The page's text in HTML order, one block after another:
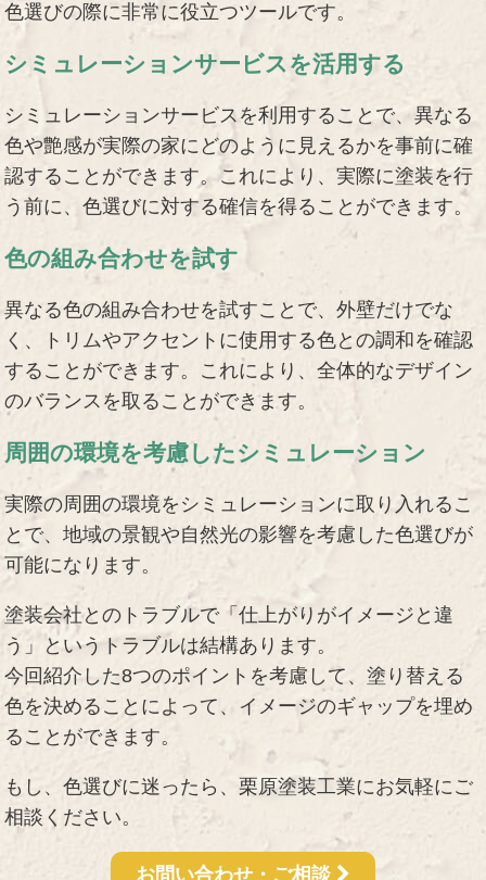
色選びの際に非常に役立つツールです。
シミュレーションサービスを活用する
シミュレーションサービスを利用することで、異なる
色や艶感が実際の家にどのように見えるかを事前に確
認することができます。これにより、実際に塗装を行
う前に、色選びに対する確信を得ることができます。
色の組み合わせを試す
異なる色の組み合わせを試すことで、外壁だけでな
く、トリムやアクセントに使用する色との調和を確認
することができます。これにより、全体的なデザイン
のバランスを取ることができます。
周囲の環境を考慮したシミュレーション
実際の周囲の環境をシミュレーションに取り入れるこ
とで、地域の景観や自然光の影響を考慮した色選びが
可能になります。
塗装会社とのトラブルで「仕上がりがイメージと違
う」というトラブルは結構あります。
今回紹介した8つのポイントを考慮して、塗り替える
色を決めることによって、イメージのギャップを埋め
ることができます。
もし、色選びに迷ったら、栗原塗装工業にお気軽にご
相談ください。
お問い合わせ・ご相談